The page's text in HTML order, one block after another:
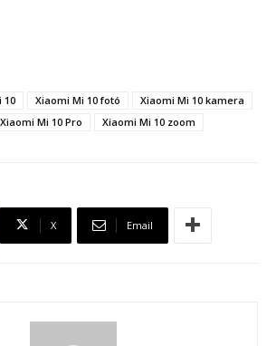
10 Xiaomi Mi 10 fotó
Xiaomi Mi 10 kamera
Xiaomi Mi 10 Pro Xiaomi Mi 10 zoom
X Email